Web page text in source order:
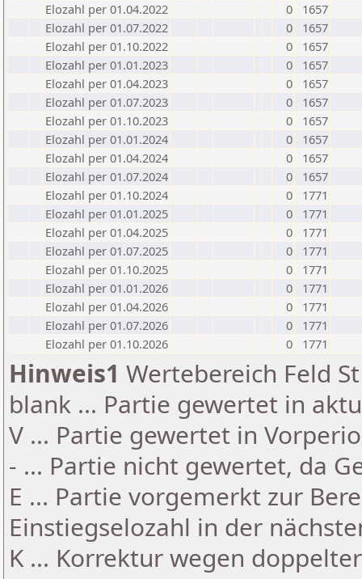
Elozahl per 01.04.2022
0
1657
Elozahl per 01.07.2022
0
1657
Elozahl per 01.10.2022
0
1657
Elozahl per 01.01.2023
0
1657
Elozahl per 01.04.2023
0
1657
Elozahl per 01.07.2023
0
1657
Elozahl per 01.10.2023
0
1657
Elozahl per 01.01.2024
0
1657
Elozahl per 01.04.2024
0
1657
Elozahl per 01.07.2024
0
1657
Elozahl per 01.10.2024
0
1771
Elozahl per 01.01.2025
0
1771
Elozahl per 01.04.2025
0
1771
Elozahl per 01.07.2025
0
1771
Elozahl per 01.10.2025
0
1771
Elozahl per 01.01.2026
0
1771
Elozahl per 01.04.2026
0
1771
Elozahl per 01.07.2026
0
1771
Elozahl per 01.10.2026
0 1771
Hinweis1 Wertebereich Feld
blank ... Partie gewertet in
V ... Partie gewertet in
- ... Partie nicht gewertet, da
E ... Partie vorgemerkt zur
Einstiegselozahl in der
K ... Korrektur wegen